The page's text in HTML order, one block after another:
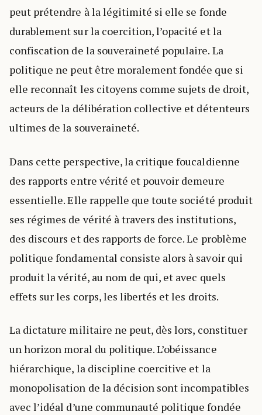
peut prétendre à la légitimité si elle se fonde
durablement sur la coercition, l’opacité et la
confiscation de la souveraineté populaire. La
politique ne peut être moralement fondée que si
elle reconnaît les citoyens comme sujets de droit,
acteurs de la délibération collective et détenteurs
ultimes de la souveraineté.
Dans cette perspective, la critique foucaldienne
des rapports entre vérité et pouvoir demeure
essentielle. Elle rappelle que toute société produit
ses régimes de vérité à travers des institutions,
des discours et des rapports de force. Le problème
politique fondamental consiste alors à savoir qui
produit la vérité, au nom de qui, et avec quels
effets sur les corps, les libertés et les droits.
La dictature militaire ne peut, dès lors, constituer
un horizon moral du politique. L’obéissance
hiérarchique, la discipline coercitive et la
monopolisation de la décision sont incompatibles
avec l’idéal d’une communauté politique fondée